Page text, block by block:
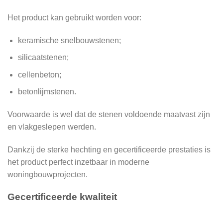
Het product kan gebruikt worden voor:
keramische snelbouwstenen;
silicaatstenen;
cellenbeton;
betonlijmstenen.
Voorwaarde is wel dat de stenen voldoende maatvast zijn
en vlakgeslepen werden.
Dankzij de sterke hechting en gecertificeerde prestaties is
het product perfect inzetbaar in moderne
woningbouwprojecten.
Gecertificeerde kwaliteit